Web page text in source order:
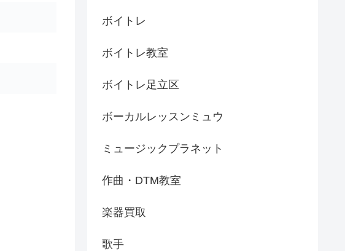
ボイトレ
ボイトレ教室
ボイトレ足立区
ボーカルレッスンミュウ
ミュージックプラネット
作曲・DTM教室
楽器買取
歌手